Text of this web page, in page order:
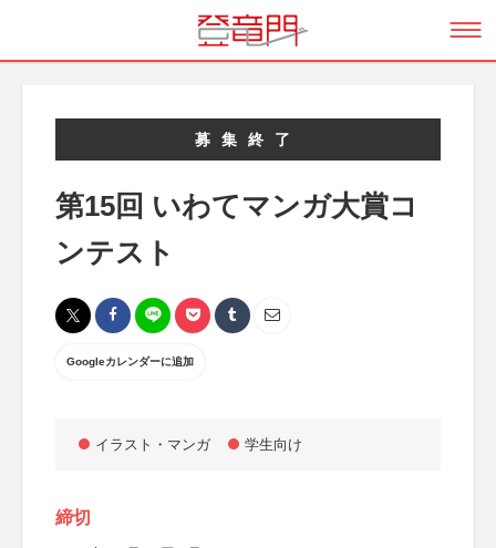
募集終了
第15回 いわてマンガ大賞コ
ンテスト
Googleカレンダーに追加
イラスト・マンガ 学生向け
締切